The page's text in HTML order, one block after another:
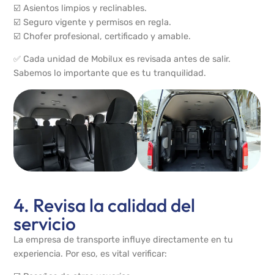
☑️ Asientos limpios y reclinables.
☑️ Seguro vigente y permisos en regla.
☑️ Chofer profesional, certificado y amable.
✅ Cada unidad de Mobilux es revisada antes de salir.
Sabemos lo importante que es tu tranquilidad.
4. Revisa la calidad del
servicio
La empresa de transporte influye directamente en tu
experiencia. Por eso, es vital verificar: